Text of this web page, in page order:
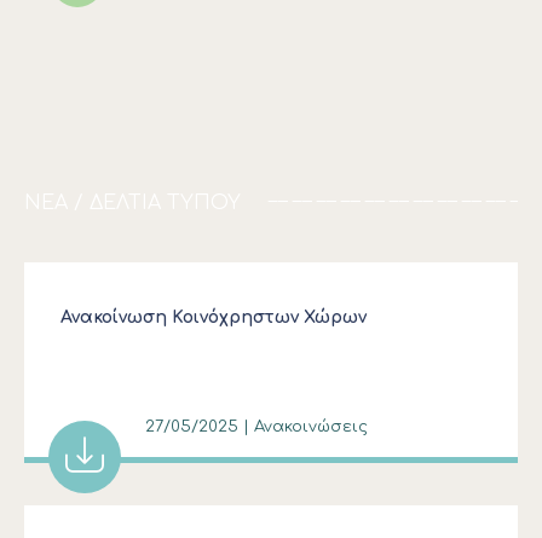
Ανακοίνωση Κοινόχρηστων Χώρων
27/05/2025 | Ανακοινώσεις